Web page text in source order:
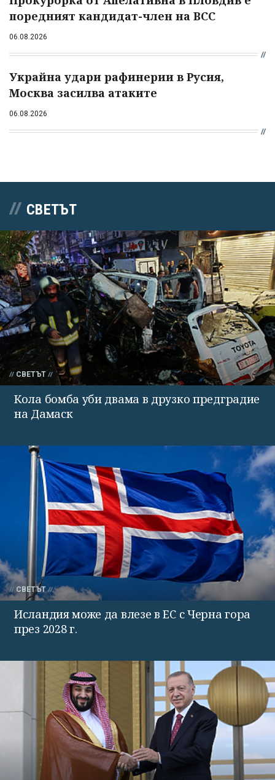
поредният кандидат-член на ВСС
06.08.2026
Украйна удари рафинерии в Русия,
Москва засилва атаките
06.08.2026
СВЕТЪТ
СВЕТЪТ
Кола бомба уби двама в друзко предградие
на Дамаск
СВЕТЪТ
Исландия може да влезе в ЕС с Черна гора
през 2028 г.